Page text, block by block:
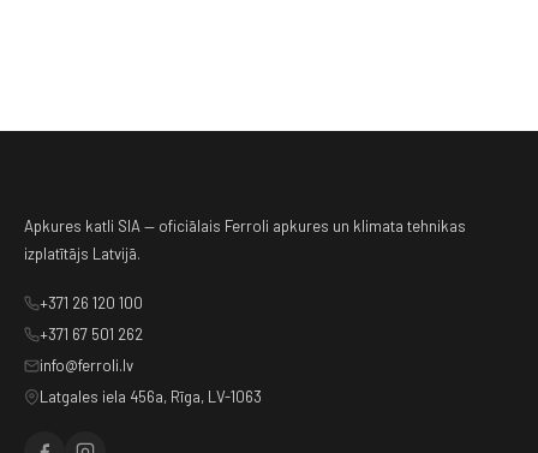
Apkures katli SIA — oficiālais Ferroli apkures un klimata tehnikas
izplatītājs Latvijā.
+371 26 120 100
+371 67 501 262
info@ferroli.lv
Latgales iela 456a, Rīga, LV-1063